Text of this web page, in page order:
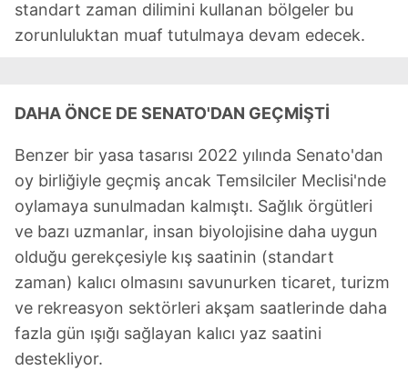
Çerezlere ilişkin tercihlerinizi aşağıda yer alan panel
vasıtasıyla belirleyebilirsiniz. Çerezlere ilişkin detaylı bilgi
hazırlanmış Aydınlatma Metnimizi okumak ve sitemizde
ilgili mevzuata uygun olarak kullanılan çerezlerle ilgili bilgi
almak için lütfen
tıklayınız
standart zaman dilimini kullanan bölgeler bu
zorunluluktan muaf tutulmaya devam edecek.
DAHA ÖNCE DE SENATO'DAN GEÇMİŞTİ
Benzer bir yasa tasarısı 2022 yılında Senato'dan
oy birliğiyle geçmiş ancak Temsilciler Meclisi'nde
oylamaya sunulmadan kalmıştı. Sağlık örgütleri
ve bazı uzmanlar, insan biyolojisine daha uygun
olduğu gerekçesiyle kış saatinin (standart
zaman) kalıcı olmasını savunurken ticaret, turizm
ve rekreasyon sektörleri akşam saatlerinde daha
fazla gün ışığı sağlayan kalıcı yaz saatini
destekliyor.